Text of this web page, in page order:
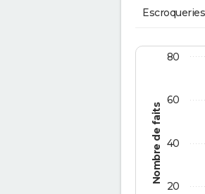
Nombre de faits
20
40
60
80